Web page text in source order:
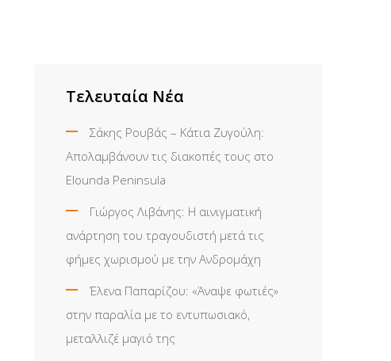
Τελευταία Νέα
Σάκης Ρουβάς – Κάτια Ζυγούλη:
Απολαμβάνουν τις διακοπές τους στο
Elounda Peninsula
Γιώργος Λιβάνης: Η αινιγματική
ανάρτηση του τραγουδιστή μετά τις
φήμες χωρισμού με την Ανδρομάχη
Έλενα Παπαρίζου: «Άναψε φωτιές»
στην παραλία με το εντυπωσιακό,
μεταλλιζέ μαγιό της